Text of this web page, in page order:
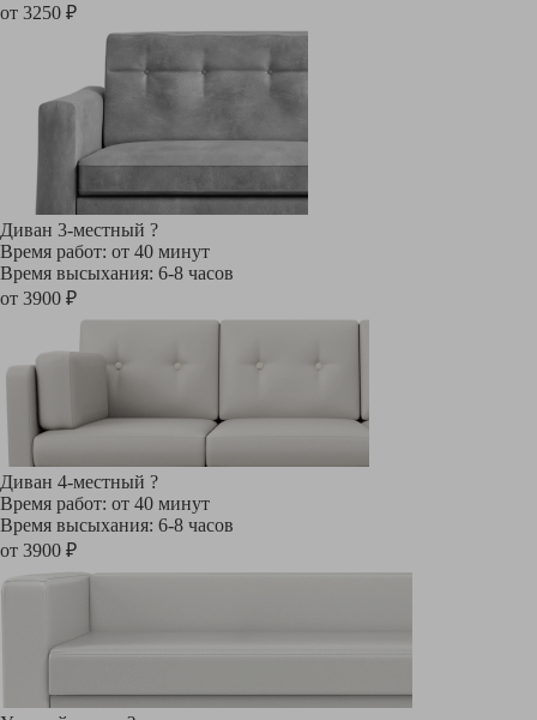
от 3250 ₽
Диван 3-местный ?
Время работ: от 40 минут
Время высыхания: 6-8 часов
от 3900 ₽
Диван 4-местный ?
Время работ: от 40 минут
Время высыхания: 6-8 часов
от 3900 ₽